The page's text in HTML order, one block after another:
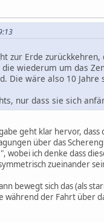
zur Erde
die wiederum um das
Die wäre also 10
nur dass sie sich
geht klar hervor,
über das
wobei ich denke dass
zueinander
bewegt sich das (als
während der Fahrt über